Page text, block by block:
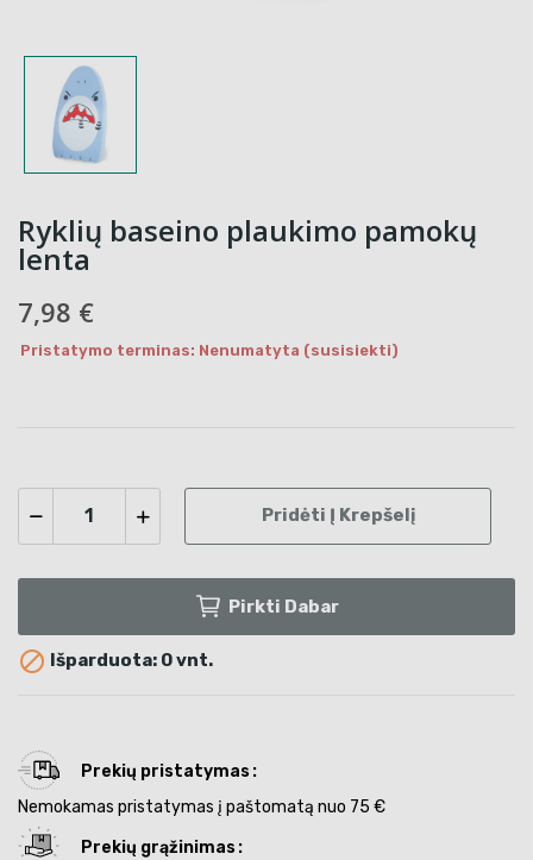
Ryklių baseino plaukimo pamokų
lenta
7,98 €
Pristatymo terminas: Nenumatyta (susisiekti)
Pridėti Į Krepšelį
Pirkti Dabar
 Išparduota: 0 vnt.
Prekių pristatymas
Nemokamas pristatymas į paštomatą nuo 75 €
Prekių grąžinimas